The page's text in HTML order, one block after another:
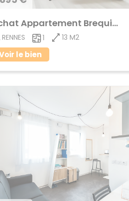
Achat Appartement Brequigny
RENNES 1 13 M2
le bien